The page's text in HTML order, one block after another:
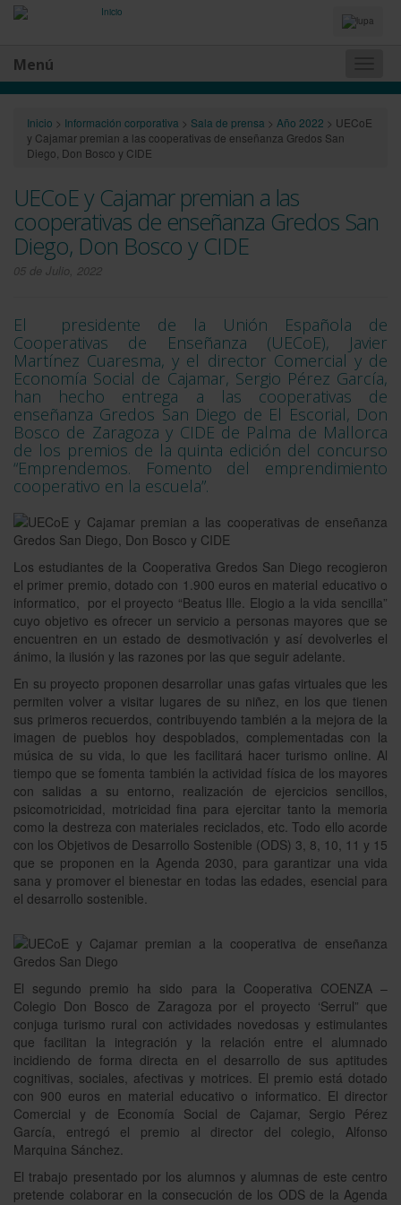
Idiomas
y
Menú
Inicio > Información corporativa > Sala de prensa > Año 2022 > UECoE
y Cajamar premian a las cooperativas de enseñanza Gredos San
Diego, Don Bosco y CIDE
UECoE y Cajamar premian a las
cooperativas de enseñanza Gredos San
Diego, Don Bosco y CIDE
05 de Julio, 2022
El presidente de la Unión Española de
Cooperativas de Enseñanza (UECoE), Javier
Martínez Cuaresma, y el director Comercial y de
Economía Social de Cajamar, Sergio Pérez García,
han hecho entrega a las cooperativas de
enseñanza Gredos San Diego de El Escorial, Don
Bosco de Zaragoza y CIDE de Palma de Mallorca
de los premios de la quinta edición del concurso
“Emprendemos. Fomento del emprendimiento
cooperativo en la escuela”.
Los estudiantes de la Cooperativa Gredos San Diego recogieron
el primer premio, dotado con 1.900 euros en material educativo o
informatico, por el proyecto “Beatus Ille. Elogio a la vida sencilla”
cuyo objetivo es ofrecer un servicio a personas mayores que se
encuentren en un estado de desmotivación y así devolverles el
ánimo, la ilusión y las razones por las que seguir adelante.
En su proyecto proponen desarrollar unas gafas virtuales que les
permiten volver a visitar lugares de su niñez, en los que tienen
sus primeros recuerdos, contribuyendo también a la mejora de la
imagen de pueblos hoy despoblados, complementadas con la
música de su vida, lo que les facilitará hacer turismo online. Al
tiempo que se fomenta también la actividad física de los mayores
con salidas a su entorno, realización de ejercicios sencillos,
psicomotricidad, motricidad fina para ejercitar tanto la memoria
como la destreza con materiales reciclados, etc. Todo ello acorde
con los Objetivos de Desarrollo Sostenible (ODS) 3, 8, 10, 11 y 15
que se proponen en la Agenda 2030, para garantizar una vida
sana y promover el bienestar en todas las edades, esencial para
el desarrollo sostenible.
El segundo premio ha sido para la Cooperativa COENZA –
Colegio Don Bosco de Zaragoza por el proyecto ‘Serrul” que
conjuga turismo rural con actividades novedosas y estimulantes
que facilitan la integración y la relación entre el alumnado
incidiendo de forma directa en el desarrollo de sus aptitudes
cognitivas, sociales, afectivas y motrices. El premio está dotado
con 900 euros en material educativo o informatico. El director
Comercial y de Economía Social de Cajamar, Sergio Pérez
García, entregó el premio al director del colegio, Alfonso
Marquina Sánchez.
El trabajo presentado por los alumnos y alumnas de este centro
pretende colaborar en la consecución de los ODS de la Agenda